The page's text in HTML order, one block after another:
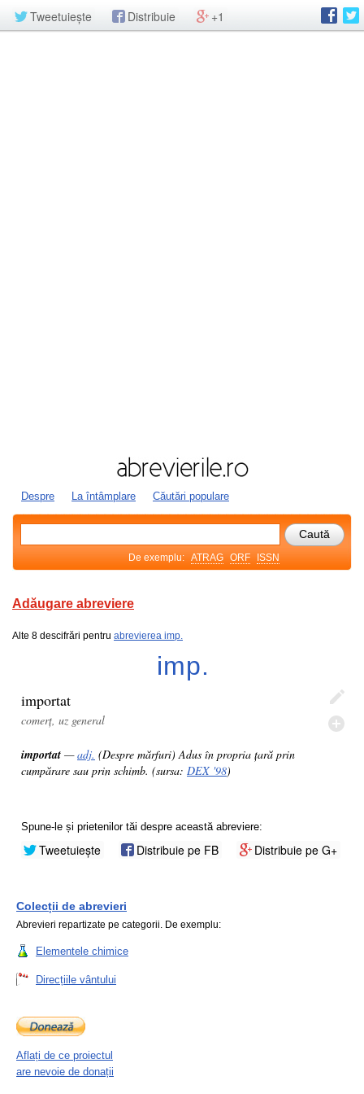
Tweetuiește Distribuie +1
Despre La întâmplare Căutări populare
De exemplu: ATRAG ORF ISSN
Adăugare abreviere
Alte 8 descifrări pentru abrevierea imp.
imp.
importat
comerț, uz general
importat —adj. (Despre mărfuri) Adus în propria țară prin
cumpărare sau prin schimb. (sursa: DEX '98)
Spune-le și prietenilor tăi despre această abreviere:
Tweetuiește Distribuie pe FB Distribuie pe G+
Colecții de abrevieri
Abrevieri repartizate pe categorii. De exemplu:
Elementele chimice
Direcțiile vântului
Aflați de ce proiectul
are nevoie de donații